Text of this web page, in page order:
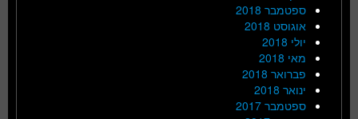
ספטמבר 2018
אוגוסט 2018
יולי 2018
מאי 2018
פברואר 2018
ינואר 2018
ספטמבר 2017